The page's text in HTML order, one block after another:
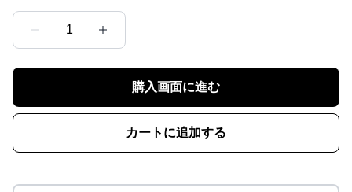
1
購入画面に進む
カートに追加する